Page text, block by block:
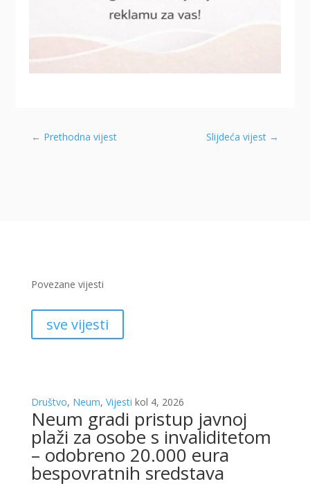
← Prethodna vijest Slijdeća vijest →
Povezane vijesti
sve vijesti
Društvo, Neum, Vijesti kol 4, 2026
Neum gradi pristup javnoj
plaži za osobe s invaliditetom
– odobreno 20.000 eura
bespovratnih sredstava